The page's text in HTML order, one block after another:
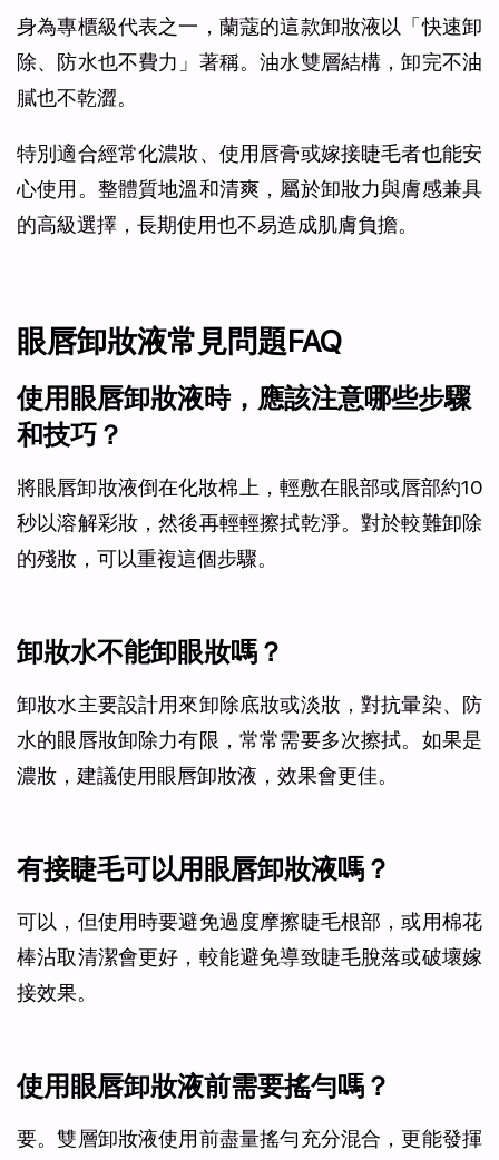
身為專櫃級代表之一，蘭蔻的這款卸妝液以「快速卸
除、防水也不費力」著稱。油水雙層結構，卸完不油
膩也不乾澀。
特別適合經常化濃妝、使用唇膏或嫁接睫毛者也能安
心使用。整體質地溫和清爽，屬於卸妝力與膚感兼具
的高級選擇，長期使用也不易造成肌膚負擔。
眼唇卸妝液常見問題FAQ
使用眼唇卸妝液時，應該注意哪些步驟
和技巧？
將眼唇卸妝液倒在化妝棉上，輕敷在眼部或唇部約10
秒以溶解彩妝，然後再輕輕擦拭乾淨。對於較難卸除
的殘妝，可以重複這個步驟。
卸妝水不能卸眼妝嗎？
卸妝水主要設計用來卸除底妝或淡妝，對抗暈染、防
水的眼唇妝卸除力有限，常常需要多次擦拭。如果是
濃妝，建議使用眼唇卸妝液，效果會更佳。
有接睫毛可以用眼唇卸妝液嗎？
可以，但使用時要避免過度摩擦睫毛根部，或用棉花
棒沾取清潔會更好，較能避免導致睫毛脫落或破壞嫁
接效果。
使用眼唇卸妝液前需要搖勻嗎？
要。雙層卸妝液使用前盡量搖勻充分混合，更能發揮